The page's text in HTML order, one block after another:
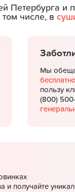
Петербурга и
числе, в
Мы
пользу
(800)
и получайте